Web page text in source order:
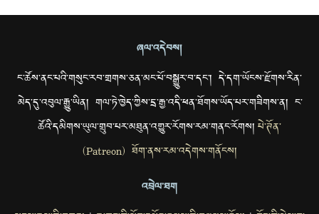
ཞལ་འདེབས།
ང་ཚོས་ནང་པའི་གསུང་རབ་གྲགས་ཅན་མང་པོ་བསྒྱུར་བ་དང་། དེ་དག་ཡོངས་རྫོགས་རིན་
མེད་དུ་འབུལ་རྒྱུ་ཡིན། གལ་ཏེ་ཁྱེད་ཀྱིས་དྲ་རྒྱ་འདི་ཕན་ཐོགས་ཡོད་པར་གཟིགས་ན། ང་
ཚོའི་དམིགས་ཡུལ་གྲུབ་པར་མཐུན་འགྱུར་རོགས་རམ་གནང་རོགས།པེ་ཊོན་
(Patreon) ཐོག་ནས་རམ་འདེགས་གནོངས།
འབྲེལ་ཐག